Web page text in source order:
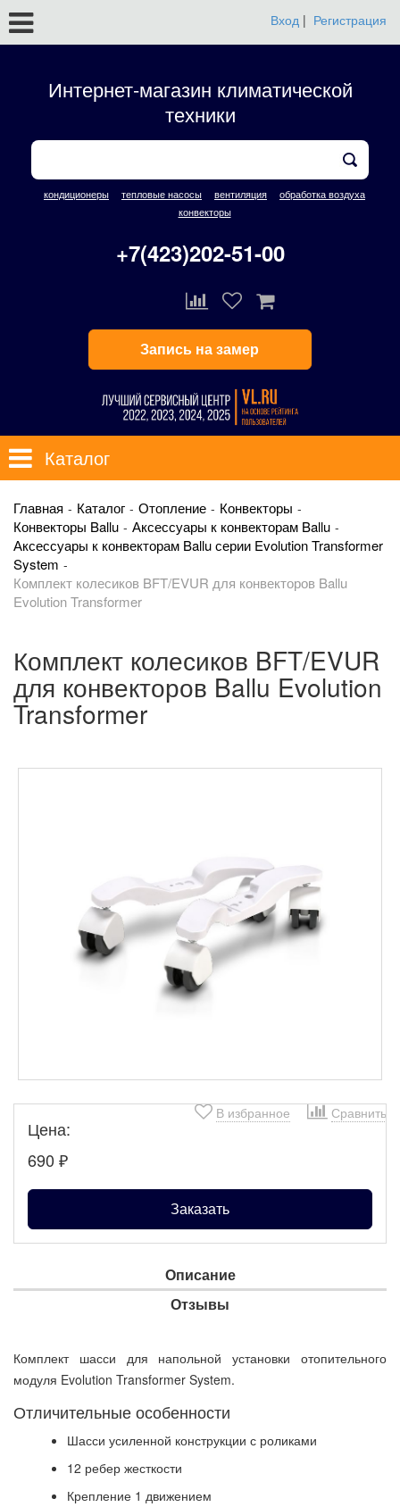
Вход | Регистрация
Интернет-магазин климатической
техники
кондиционеры тепловые насосы вентиляция
обработка воздуха
конвекторы
+7(423)202-51-00
Запись на замер
Каталог
Главная Каталог Отопление
Конвекторы
Конвекторы Ballu
Аксессуары к конвекторам Ballu
Аксессуары к конвекторам Ballu серии Evolution Transformer
System
Комплект колесиков BFT/EVUR для конвекторов Ballu
Evolution Transformer
Комплект колесиков BFT/EVUR
для конвекторов Ballu Evolution
Transformer
В избранное Сравнить
Цена:
690 ₽
Заказать
Описание
Отзывы
Комплект шасси для напольной установки отопительного
модуля Evolution Transformer System.
Отличительные особенности
Шасси усиленной конструкции с роликами
12 ребер жесткости
Крепление 1 движением